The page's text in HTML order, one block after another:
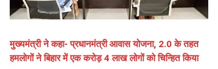
मुख्यमंत्री ने कहा- प्रधानमंत्री आवास योजना, 2.0 के तहत
हमलोगों ने बिहार में एक करोड़ 4 लाख लोगों को चिन्हित किया